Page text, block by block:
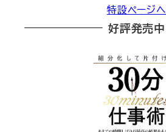
特設ページへ
好評発売中